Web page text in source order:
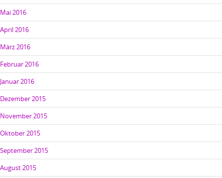
Mai 2016
April 2016
März 2016
Februar 2016
Januar 2016
Dezember 2015
November 2015
Oktober 2015
September 2015
August 2015